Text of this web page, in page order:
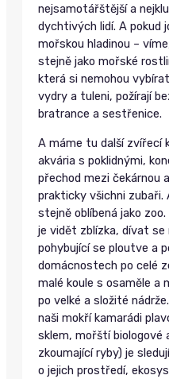
nejsamotářštější a
dychtivých lidí. A pokud
mořskou hladinou –
stejně jako mořské
která si nemohou
vydry a tuleni, požírají
bratrance a sestřenice.
A máme tu další zvířecí
akvária s poklidnými,
přechod mezi čekárnou
prakticky všichni zubaři.
stejně oblíbená jako
je vidět zblízka, dívat se
pohybující se ploutve a
domácnostech po celé
malé koule s osaměle a
po velké a složité
naši mokří kamarádi
sklem, mořští biologové
zkoumající ryby) je
o jejich prostředí,